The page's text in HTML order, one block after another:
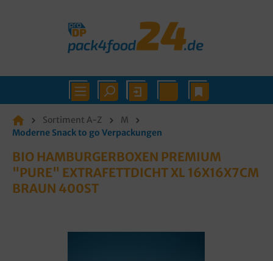
Sortiment A-Z
M
Moderne Snack to go Verpackungen
BIO HAMBURGERBOXEN PREMIUM
"PURE" EXTRAFETTDICHT XL 16X16X7CM
BRAUN 400ST